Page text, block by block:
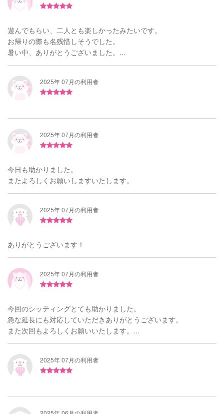
遊んでもらい、二人とも楽しかったみたいです。
お帰りの際も名残惜しそうでした。
暑い中、ありがとうございました。...
2025年 07月の利用者
2025年 07月の利用者
今日も助かりました。
またよろしくお願いしますいたします。
2025年 07月の利用者
ありがとうございます！
2025年 07月の利用者
今回のシッティングとても助かりました。
急な延長にも対応していただきありがとうございます。
また次回もよろしくお願いいたします。...
2025年 07月の利用者